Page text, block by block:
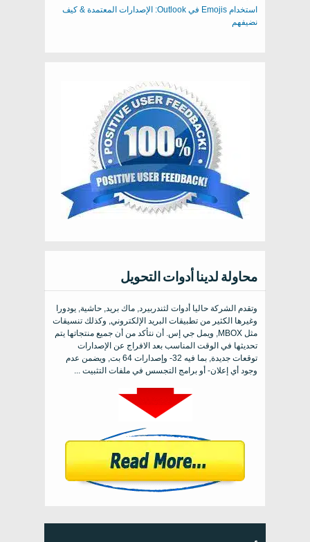
استخدام Emojis في Outlook: الإصدارات المعتمدة & كيف
نضيفهم
محاولة لدينا أدوات التحويل
وتقدم الشركة حاليا أدوات لثندربيرد, ماك بريد, حاشية, يودورا
وغيرها الكثير من تطبيقات البريد الإلكتروني, وكذلك تنسيقات
مثل MBOX, ويمل جي إس. أن نتأكد من أن جميع منتجاتها يتم
تحديثها في الوقت المناسب بعد الافراج عن الإصدارات
توقعات جديدة, بما فيه 32- وإصدارات 64 بت, ويضمن عدم
وجود أي إعلان- أو برامج التجسس في ملفات التثبيت ...